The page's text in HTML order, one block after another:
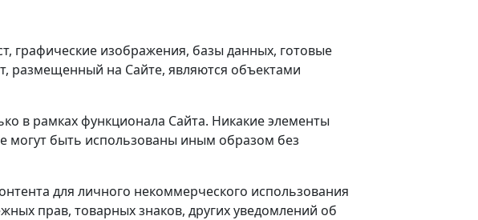
графические изображения, базы данных, готовые
размещенный на Сайте, являются объектами
в рамках функционала Сайта. Никакие элементы
могут быть использованы иным образом без
для личного некоммерческого использования
прав, товарных знаков, других уведомлений об